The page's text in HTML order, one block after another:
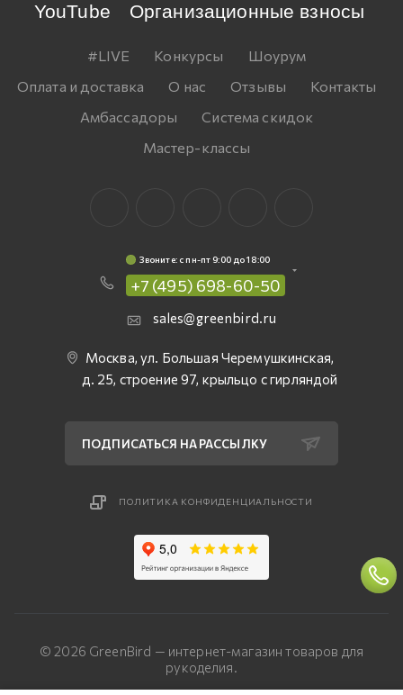
YouTube
Организационные взносы
#LIVE Конкурсы
Шоурум
Оплата и доставка
О нас Отзывы
Контакты
Амбассадоры
Система скидок
Мастер-классы
Звоните: c пн-пт 9:00 до 18:00
+7 (495) 698-60-50
sales@greenbird.ru
Москва, ул. Большая Черемушкинская,
д. 25, строение 97, крыльцо с гирляндой
ПОДПИСАТЬСЯ НА РАССЫЛКУ
ПОЛИТИКА КОНФИДЕНЦИАЛЬНОСТИ
© 2026 GreenBird — интернет-магазин товаров для
рукоделия.